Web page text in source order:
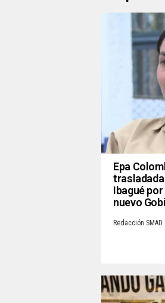
Epa
Ibagué
nuevo
Redacción SMAD